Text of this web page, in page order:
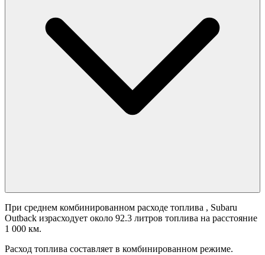
При среднем комбинированном расходе топлива , Subaru
Outback израсходует около 92.3 литров топлива на расстояние
1 000 км.
Расход топлива составляет в комбинированном режиме.